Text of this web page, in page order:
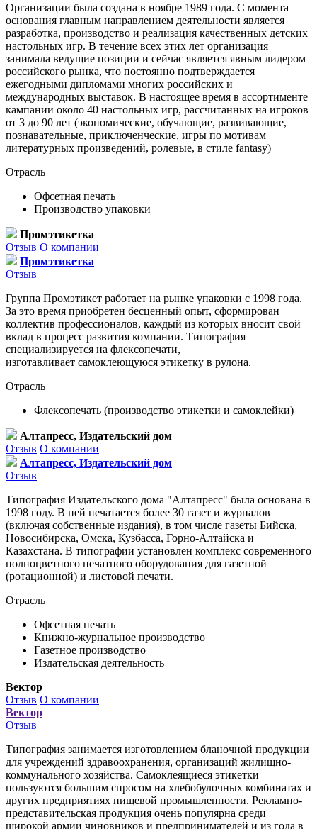
Организации была создана в ноябре 1989 года. С момента
основания главным направлением деятельности является
разработка, производство и реализация качественных детских
настольных игр. В течение всех этих лет организация
занимала ведущие позиции и сейчас является явным лидером
российского рынка, что постоянно подтверждается
ежегодными дипломами многих российских и
международных выставок. В настоящее время в ассортименте
кампании около 40 настольных игр, рассчитанных на игроков
от 3 до 90 лет (экономические, обучающие, развивающие,
познавательные, приключенческие, игры по мотивам
литературных произведений, ролевые, в стиле fantasy)
Отрасль
Офсетная печать
Производство упаковки
Промэтикетка
Отзыв О компании
Промэтикетка
Отзыв
Группа Промэтикет работает на рынке упаковки с 1998 года.
За это время приобретен бесценный опыт, сформирован
коллектив профессионалов, каждый из которых вносит свой
вклад в процесс развития компании. Типография
специализируется на флексопечати,
изготавливает самоклеющуюся этикетку в рулона.
Отрасль
Флексопечать (производство этикетки и самоклейки)
Алтапресс, Издательский дом
Отзыв О компании
Алтапресс, Издательский дом
Отзыв
Типография Издательского дома "Алтапресс" была основана в
1998 году. В ней печатается более 30 газет и журналов
(включая собственные издания), в том числе газеты Бийска,
Новосибирска, Омска, Кузбасса, Горно-Алтайска и
Казахстана. В типографии установлен комплекс современного
полноцветного печатного оборудования для газетной
(ротационной) и листовой печати.
Отрасль
Офсетная печать
Книжно-журнальное производство
Газетное производство
Издательская деятельность
Вектор
Отзыв О компании
Вектор
Отзыв
Типография занимается изготовлением бланочной продукции
для учреждений здравоохранения, организаций жилищно-
коммунального хозяйства. Самоклеящиеся этикетки
пользуются большим спросом на хлебобулочных комбинатах и
других предприятиях пищевой промышленности. Рекламно-
представительская продукция очень популярна среди
широкой армии чиновников и предпринимателей и из года в